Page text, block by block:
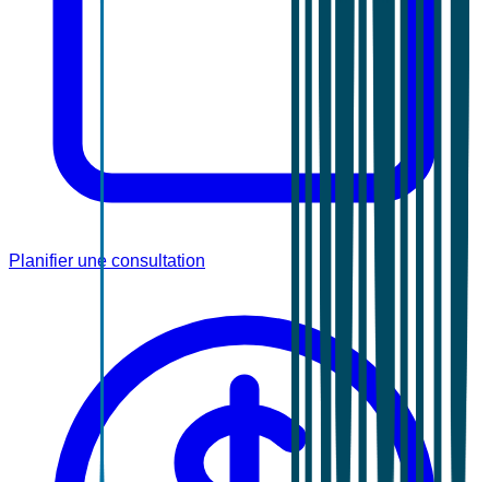
Planifier une consultation